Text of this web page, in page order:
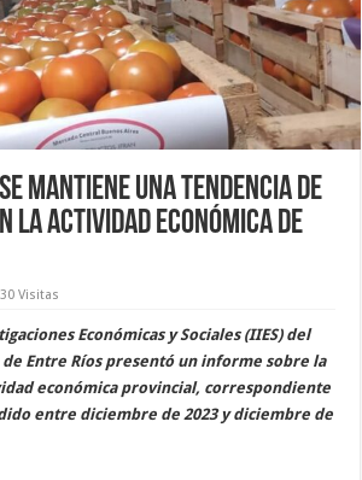
mantiene una tendencia de
la actividad económica de
30 Visitas
Económicas y Sociales (IIES) del
Entre Ríos presentó un informe sobre la
económica provincial, correspondiente
entre diciembre de 2023 y diciembre de